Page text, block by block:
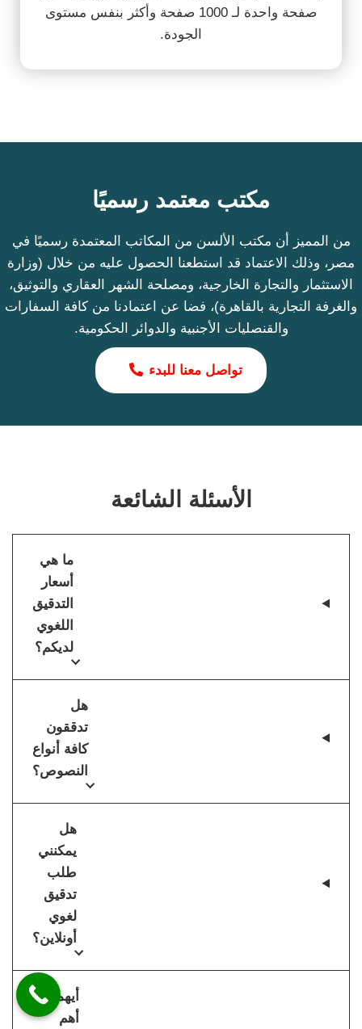
صفحة واحدة لـ 1000 صفحة وأكثر بنفس مستوى
الجودة.
مكتب معتمد رسميًا
من المميز أن مكتب الألسن من المكاتب المعتمدة رسميًا في
مصر، وذلك الاعتماد قد استطعنا الحصول عليه من خلال (وزارة
الاستثمار والتجارة الخارجية، ومصلحة الشهر العقاري والتوثيق،
والغرفة التجارية بالقاهرة)، فضا عن اعتمادنا من كافة السفارات
والقنصليات الأجنبية والدوائر الحكومية.
تواصل معنا للبدء
الأسئلة الشائعة
ما هي
أسعار
التدقيق
اللغوي
لديكم؟
هل
تدققون
كافة أنواع
النصوص؟
هل
يمكنني
طلب
تدقيق
لغوي
أونلاين؟
أيهما
أهم